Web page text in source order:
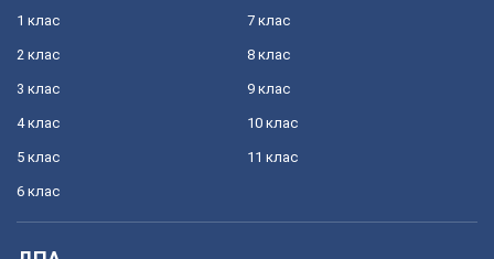
1 клас
2 клас
3 клас
4 клас
5 клас
6 клас
7 клас
8 клас
9 клас
10 клас
11 клас